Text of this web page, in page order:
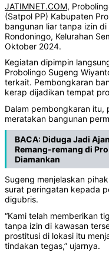
JATIMNET.COM,
(Satpol PP) Kabupaten
bangunan liar tanpa izin
Rondoningo, Kelurahan
Oktober 2024.
Kegiatan dipimpin
Probolingo Sugeng
terkait. Pembongkaran
kerap dijadikan tempat
Dalam pembongkaran
meratakan bangunan
BACA:Diduga Jadi
Remang-remang di
Diamankan
Sugeng menjelaskan
surat peringatan kepada
digubris.
“Kami telah memberikan
tanpa izin di kawasan
prostitusi di lokasi itu
tindakan tegas,” ujarnya.